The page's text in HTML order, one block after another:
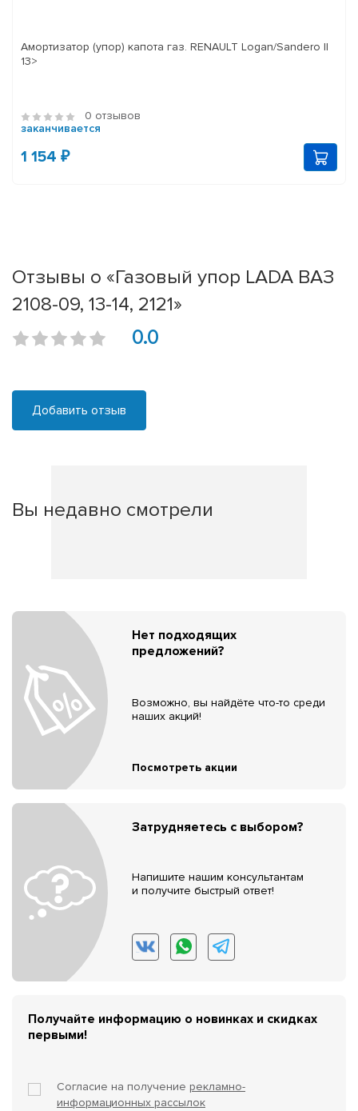
Амортизатор (упор) капота газ. RENAULT Logan/Sandero II
13>
0 отзывов
заканчивается
1 154 ₽
Отзывы о «Газовый упор LADA ВАЗ
2108-09, 13-14, 2121»
0.0
Добавить отзыв
Вы недавно смотрели
Нет подходящих
предложений?
Возможно, вы найдёте что-то среди
наших акций!
Посмотреть акции
Затрудняетесь с выбором?
Напишите нашим консультантам
и получите быстрый ответ!
Получайте информацию о новинках и скидках
первыми!
Согласие на получение рекламно-
информационных рассылок